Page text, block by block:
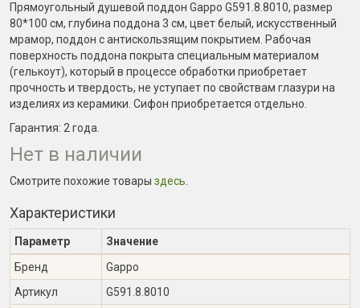
Прямоугольный душевой поддон Gappo G591.8.8010, размер
80*100 см, глубина поддона 3 см, цвет белый, искусственный
мрамор, поддон с антискользящим покрытием. Рабочая
поверхность поддона покрыта специальным материалом
(гелькоут), который в процессе обработки приобретает
прочность и твердость, не уступает по свойствам глазури на
изделиях из керамики. Сифон приобретается отдельно.
Гарантия: 2 года
Нет в наличии
Смотрите похожие товары здесь
Характеристики
Параметр
Значение
Бренд
Gappo
Артикул
G591.8.8010